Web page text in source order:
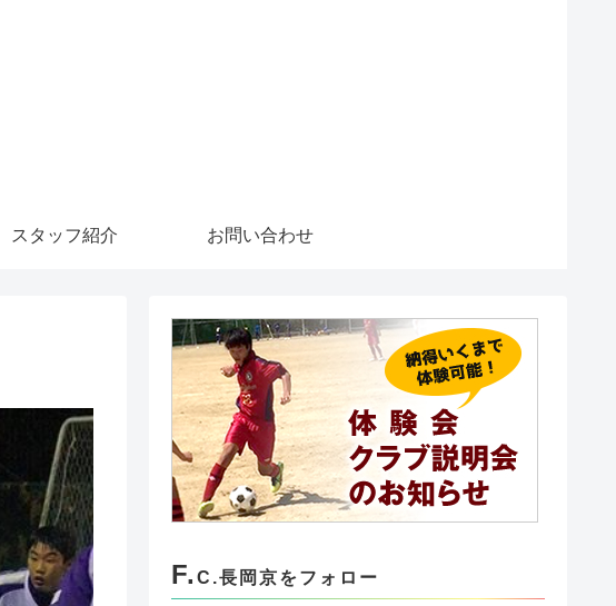
スタッフ紹介 お問い合わせ
F. C.長岡京をフォロー